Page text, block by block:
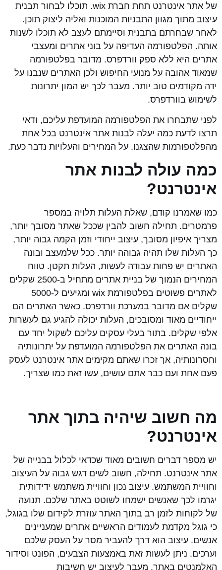
של אתר אינטרנט תחת חברת wix. תוכלו לבחור תבנית
עיצוב מתוך מגוון התבניות המוכנות ואליה ליצוק תוכן.
לאחר שבחרתם בתבנית וסיימתם לעצב לא תוכלו לשנות
אותה. הפלטפורמה העדיפה על בוני אתרים ומעצבי
אתרים היא ללא ספק וורדפרס. מדובר בפלטפורמה
שמאוד אהובה על מנועי החיפוש ולכן האתרים שנבנו על
ידה מקודמים טוב יותר. מעבר לכך יש המון יתרונות
לשימוש בוורדפרס.
לפני שתבחרו את הפלטפורמה המועדפת עליכם, ודאי
תרצו לדעת כמה יעלה לבנות אתר אינטרנט בכל אחת
מהפלטפורמות שהצגנו. על המחירים והעלויות נדבר כעת.
כמה עולה לבנות אתר
אינטרנט?
כמו שאמרנו קודם, שאלת העלות תלויה במספר
פרמטרים. תחילה חשוב להבין שככל שאתר מסובך יותר,
מצריך איפיון מסובך, עיצוב ייחודי וזמן הקמה גבוה יותר,
כך העלות שלו תהיה גבוהה יותר. ככל שלמעצב ובונה
האתרים יש פחות עבודה לעשות, העלות תקטן. טווח
המחירים הנמוך של בניית אתרים מתחיל ב-2500 שקלים
לאתרים פשוטים בפלטפורמת wix ומגיעים ל-5000
שקלים אם מדובר במערכת וורדפרס. כאשר האתרים הם
ייחודיים מאוד ומסובכים, העלות יכולה להגיע גם לעשרות
אלפי שקלים. בתור בעלי עסקים עליכם לשקול יחד עם
בונה האתרים את הפלטפורמה המועדפת על יתרונותיה
וחסרונותיה, אך זכרו שאתם מקימים אתר אינטרנט לעסק
פעם אחת ועם כבר אתם עושים, עשו זאת כמו שצריך.
מה חשוב שיהיה בתוך אתר
אינטרנט?
יש מספר דברים חשובים מאוד שכדאי לכלול בבנייה של
אתר אינטרנט. תחילה, חשוב לשים דגש גבוה על העיצוב
וחוויית המשתמש. עיצוב נכון וחוויית משתמש ידידותית
יגרמו לכך שאנשים ישמחו לשוטט באתר שלכם. תנועה
של לקוחות לזמן רב בתוך האתר עוזרת לקידום שלו בגוגל,
כי גוגל מקדמת לעמודים הראשיים אתרים שמעניינים
אנשים. עיצוב הוא דרך להעביר מסר על העסק שלכם
וערכים. ניתן לעשות זאת באמצעות הצבעים, הפונט וסידור
האלמנטים באתר. מעבר לעיצוב יש חשיבות